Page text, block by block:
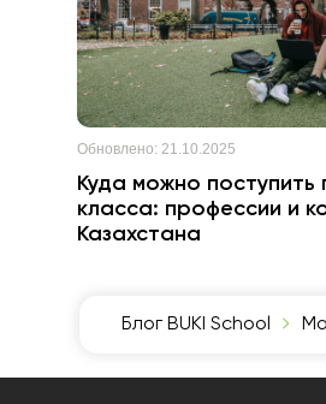
Обновлено: 21.10.2025
Куда можно поступить
класса: профессии и
Казахстана
Блог BUKI School